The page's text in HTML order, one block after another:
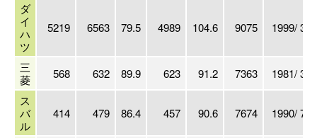
ダ
イ
ハ
ツ
5219 6563 79.5 4989 104.6 9075 1999/ 3
三
菱
568 632 89.9 623 91.2 7363
1981/ 3
ス
バ
ル
414 479 86.4 457 90.6 7674 1990/ 7